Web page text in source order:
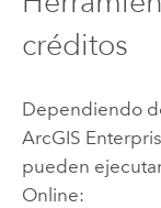
créditos
Dependiendo
ArcGIS
pueden
Online: